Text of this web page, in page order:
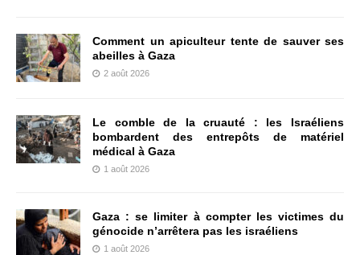
Comment un apiculteur tente de sauver ses
abeilles à Gaza
2 août 2026
Le comble de la cruauté : les Israéliens
bombardent des entrepôts de matériel
médical à Gaza
1 août 2026
Gaza : se limiter à compter les victimes du
génocide n’arrêtera pas les israéliens
1 août 2026